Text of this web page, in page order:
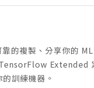
的複製、分享你的
Extended
訓練機器。